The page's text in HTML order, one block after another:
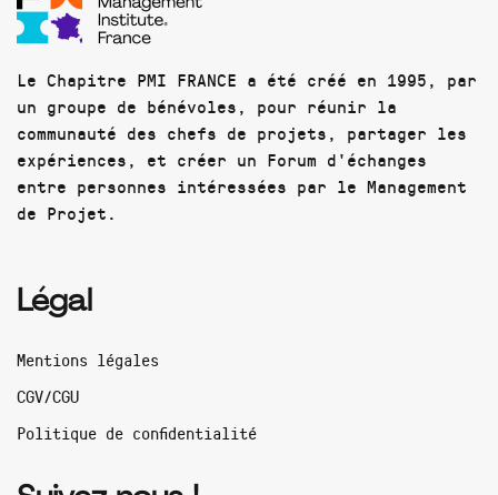
Le Chapitre PMI FRANCE a été créé en 1995, par
un groupe de bénévoles, pour réunir la
communauté des chefs de projets, partager les
expériences, et créer un Forum d'échanges
entre personnes intéressées par le Management
de Projet.
Légal
Mentions légales
CGV/CGU
Politique de confidentialité